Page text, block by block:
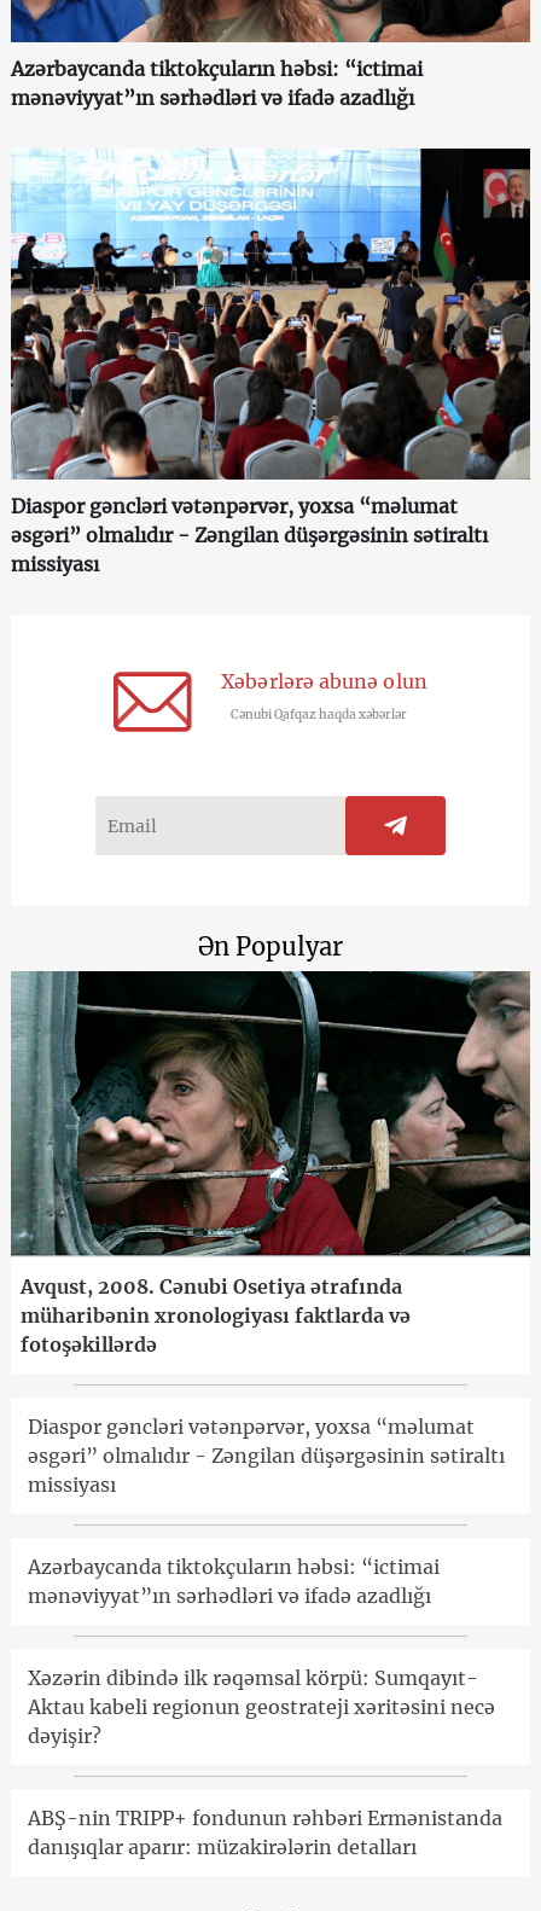
Azərbaycanda tiktokçuların həbsi: “ictimai
mənəviyyat”ın sərhədləri və ifadə azadlığı
Diaspor gəncləri vətənpərvər, yoxsa “məlumat
əsgəri” olmalıdır - Zəngilan düşərgəsinin sətiraltı
missiyası
Xəbərlərə abunə olun
Cənubi Qafqaz haqda xəbərlər
Ən Populyar
Avqust, 2008. Cənubi Osetiya ətrafında
müharibənin xronologiyası faktlarda və
fotoşəkillərdə
Diaspor gəncləri vətənpərvər, yoxsa “məlumat
əsgəri” olmalıdır - Zəngilan düşərgəsinin sətiraltı
missiyası
Azərbaycanda tiktokçuların həbsi: “ictimai
mənəviyyat”ın sərhədləri və ifadə azadlığı
Xəzərin dibində ilk rəqəmsal körpü: Sumqayıt-
Aktau kabeli regionun geostrateji xəritəsini necə
dəyişir?
ABŞ-nin TRIPP+ fondunun rəhbəri Ermənistanda
danışıqlar aparır: müzakirələrin detalları